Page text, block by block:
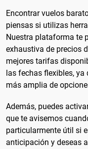
Encontrar vuelos
piensas si utilizas
Nuestra plataforma te
exhaustiva de precios
mejores tarifas
las fechas flexibles, ya
más amplia de
Además, puedes
que te avisemos
particularmente útil si
anticipación y deseas